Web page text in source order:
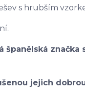
s hrubším
španělská
jejich